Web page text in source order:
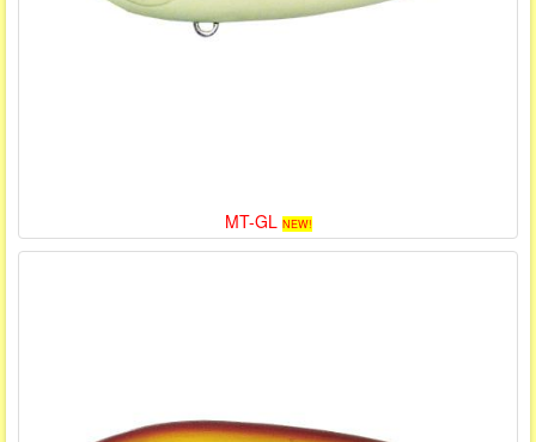
MT-GL NEW!